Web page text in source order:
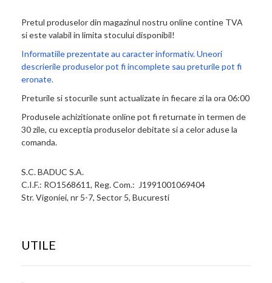
Pretul produselor din magazinul nostru online contine TVA
si este valabil in limita stocului disponibil!
Informatiile prezentate au caracter informativ. Uneori
descrierile produselor pot fi incomplete sau preturile pot fi
eronate.
Preturile si stocurile sunt actualizate in fiecare zi la ora 06:00
Produsele achizitionate online pot fi returnate in termen de
30 zile, cu exceptia produselor debitate si a celor aduse la
comanda.
S.C. BADUC S.A.
C.I.F.: RO1568611, Reg. Com.: J1991001069404
Str. Vigoniei, nr 5-7, Sector 5, Bucuresti
UTILE